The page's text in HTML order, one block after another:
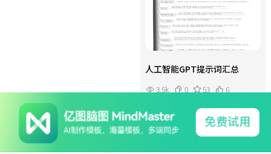
人工智能GPT提示词汇总
3.5k 0 53
6
老葛提升笔记
仅公开